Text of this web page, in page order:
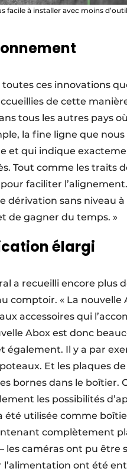
facile à installer avec moins
toutes ces innovations
de cette
tous les autres pays
la fine ligne que
et qui indique
Tout comme les
faciliter
dérivation sans niveau
de gagner du temps. »
élargi
a recueilli encore plus
comptoir. « La
accessoires qui
Abox est donc
également. Il y a par
Et les plaques
bornes dans le boîtier.
les possibilités
été utilisée comme
complètement
les caméras ont pu être
ont été